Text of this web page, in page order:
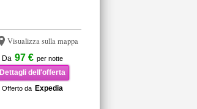
Visualizza sulla mappa
Da 97 € per notte
Dettagli dell'offerta
Offerto da Expedia